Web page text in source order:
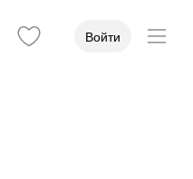
Войти